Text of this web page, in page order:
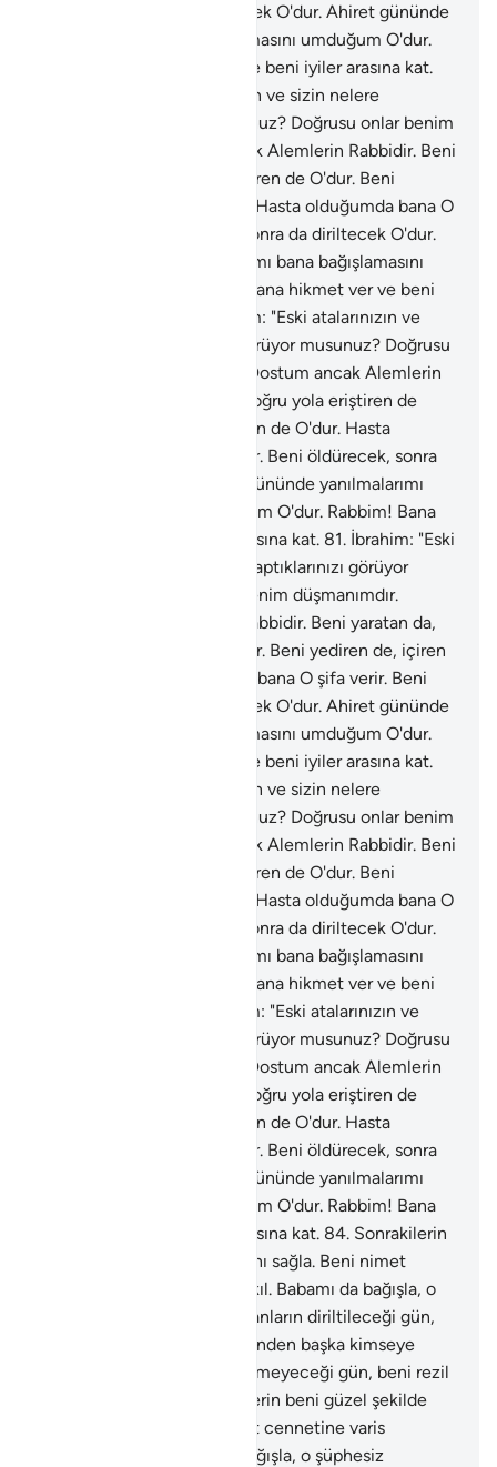
öldürecek, sonra da diriltecek O'dur. Ahiret gününde
yanılmalarımı bana bağışlamasını umduğum O'dur.
Rabbim! Bana hikmet ver ve beni iyiler arasına kat.
İbrahim: "Eski atalarınızın ve sizin nelere
taptıklarınızı görüyor musunuz? Doğrusu onlar benim
düşmanımdır. Dostum ancak Alemlerin Rabbidir. Beni
yaratan da, doğru yola eriştiren de O'dur. Beni
yediren de, içiren de O'dur. Hasta olduğumda bana O
şifa verir. Beni öldürecek, sonra da diriltecek O'dur.
Ahiret gününde yanılmalarımı bana bağışlamasını
umduğum O'dur. Rabbim! Bana hikmet ver ve beni
İbrahim: "Eski atalarınızın ve
sizin nelere taptıklarınızı görüyor musunuz? Doğrusu
onlar benim düşmanımdır. Dostum ancak Alemlerin
Rabbidir. Beni yaratan da, doğru yola eriştiren de
O'dur. Beni yediren de, içiren de O'dur. Hasta
olduğumda bana O şifa verir. Beni öldürecek, sonra
da diriltecek O'dur. Ahiret gününde yanılmalarımı
bana bağışlamasını umduğum O'dur. Rabbim! Bana
hikmet ver ve beni iyiler arasına kat. 81. İbrahim: "Eski
atalarınızın ve sizin nelere taptıklarınızı görüyor
musunuz? Doğrusu onlar benim düşmanımdır.
Dostum ancak Alemlerin Rabbidir. Beni yaratan da,
doğru yola eriştiren de O'dur. Beni yediren de, içiren
de O'dur. Hasta olduğumda bana O şifa verir. Beni
öldürecek, sonra da diriltecek O'dur. Ahiret gününde
yanılmalarımı bana bağışlamasını umduğum O'dur.
Rabbim! Bana hikmet ver ve beni iyiler arasına kat.
İbrahim: "Eski atalarınızın ve sizin nelere
taptıklarınızı görüyor musunuz? Doğrusu onlar benim
düşmanımdır. Dostum ancak Alemlerin Rabbidir. Beni
yaratan da, doğru yola eriştiren de O'dur. Beni
yediren de, içiren de O'dur. Hasta olduğumda bana O
şifa verir. Beni öldürecek, sonra da diriltecek O'dur.
Ahiret gününde yanılmalarımı bana bağışlamasını
umduğum O'dur. Rabbim! Bana hikmet ver ve beni
İbrahim: "Eski atalarınızın ve
sizin nelere taptıklarınızı görüyor musunuz? Doğrusu
onlar benim düşmanımdır. Dostum ancak Alemlerin
Rabbidir. Beni yaratan da, doğru yola eriştiren de
O'dur. Beni yediren de, içiren de O'dur. Hasta
olduğumda bana O şifa verir. Beni öldürecek, sonra
da diriltecek O'dur. Ahiret gününde yanılmalarımı
bana bağışlamasını umduğum O'dur. Rabbim! Bana
hikmet ver ve beni iyiler arasına kat. 84. Sonrakilerin
beni güzel şekilde anmalarını sağla. Beni nimet
cennetine varis olanlardan kıl. Babamı da bağışla, o
şüphesiz sapıklardandır. İnsanların diriltileceği gün,
Allah'a temiz bir kalble gelenden başka kimseye
malın ve oğulların fayda vermeyeceği gün, beni rezil
Sonrakilerin beni güzel şekilde
anmalarını sağla. Beni nimet cennetine varis
olanlardan kıl. Babamı da bağışla, o şüphesiz